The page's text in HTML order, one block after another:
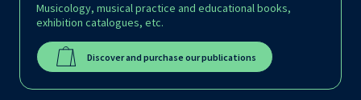
Musicology, musical practice and educational books,
exhibition catalogues, etc.
Discover and purchase our publications